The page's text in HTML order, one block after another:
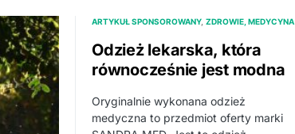
ARTYKUŁ SPONSOROWANY ZDROWIE, MEDYCYNA
Odzież lekarska, która
równocześnie jest modna
Oryginalnie wykonana odzież
medyczna to przedmiot oferty marki